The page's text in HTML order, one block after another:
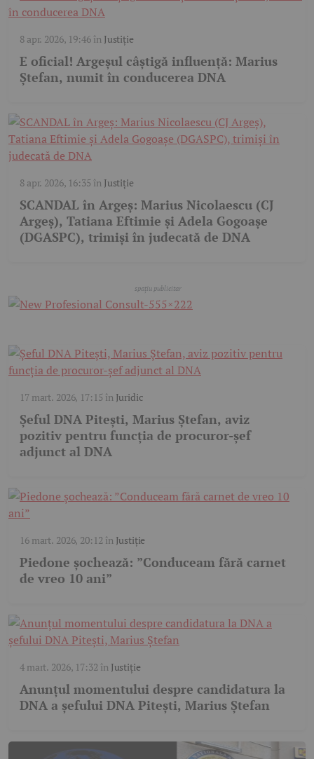
8 apr. 2026, 19:46în Justiție
E oficial! Argeșul câștigă influență: Marius
Ștefan, numit în conducerea DNA
8 apr. 2026, 16:35 în Justiție
SCANDAL în Argeș: Marius Nicolaescu (CJ
Argeș), Tatiana Eftimie și Adela Gogoașe
(DGASPC), trimiși în judecată de DNA
17 mart. 2026, 17:15 în Juridic
Șeful DNA Pitești, Marius Ștefan, aviz
pozitiv pentru funcția de procuror-șef
adjunct al DNA
16 mart. 2026, 20:12 în Justiție
Piedone șochează: ”Conduceam fără carnet
de vreo 10 ani”
4 mart. 2026, 17:32 în Justiție
Anunțul momentului despre candidatura la
DNA a șefului DNA Pitești, Marius Ștefan